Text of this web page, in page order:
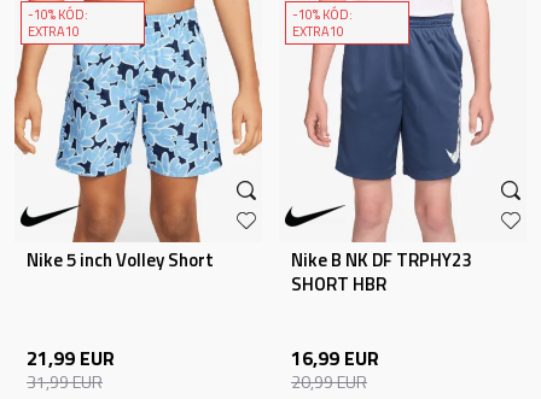
-10% KÓD:
EXTRA10
Nike 5 inch Volley Short
21,99 EUR
31,99EUR
-10% KÓD:
EXTRA10
Nike B NK DF TRPHY23
SHORT HBR
16,99 EUR
20,99EUR